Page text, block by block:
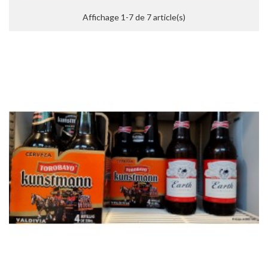
Affichage 1-7 de 7 article(s)